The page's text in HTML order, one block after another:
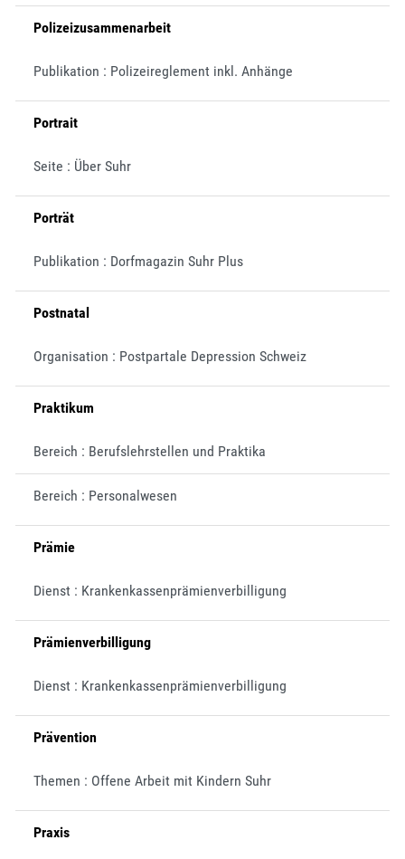
Polizeizusammenarbeit
Publikation : Polizeireglement inkl. Anhänge
Portrait
Seite : Über Suhr
Porträt
Publikation : Dorfmagazin Suhr Plus
Postnatal
Organisation : Postpartale Depression Schweiz
Praktikum
Bereich : Berufslehrstellen und Praktika
Bereich : Personalwesen
Prämie
Dienst : Krankenkassenprämienverbilligung
Prämienverbilligung
Dienst : Krankenkassenprämienverbilligung
Prävention
Themen : Offene Arbeit mit Kindern Suhr
Praxis